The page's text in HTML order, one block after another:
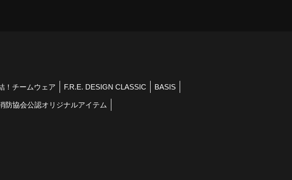
！チームウェア F.R.E. DESIGN CLASSIC BASIS
防協会公認オリジナルアイテム